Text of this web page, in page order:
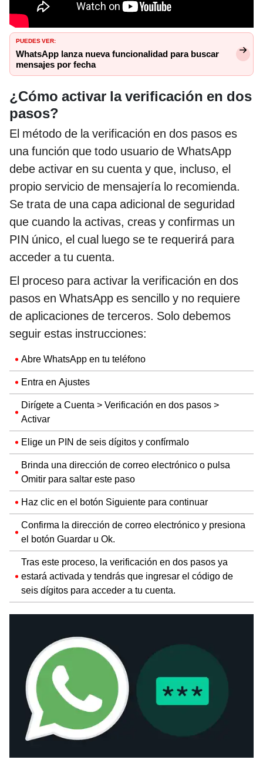
PUEDES VER:
WhatsApp lanza nueva funcionalidad para buscar
mensajes por fecha
¿Cómo activar la verificación en dos
pasos?
El método de la verificación en dos pasos es
una función que todo usuario de WhatsApp
debe activar en su cuenta y que, incluso, el
propio servicio de mensajería lo recomienda.
Se trata de una capa adicional de seguridad
que cuando la activas, creas y confirmas un
PIN único, el cual luego se te requerirá para
acceder a tu cuenta.
El proceso para activar la verificación en dos
pasos en WhatsApp es sencillo y no requiere
de aplicaciones de terceros. Solo debemos
seguir estas instrucciones:
Abre WhatsApp en tu teléfono
Entra en Ajustes
Dirígete a Cuenta > Verificación en dos pasos >
Activar
Elige un PIN de seis dígitos y confírmalo
Brinda una dirección de correo electrónico o pulsa
Omitir para saltar este paso
Haz clic en el botón Siguiente para continuar
Confirma la dirección de correo electrónico y presiona
el botón Guardar u Ok.
Tras este proceso, la verificación en dos pasos ya
estará activada y tendrás que ingresar el código de
seis dígitos para acceder a tu cuenta.